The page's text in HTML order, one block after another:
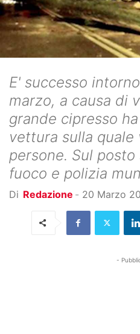
E' successo
marzo, a causa di
grande cipresso
vettura sulla quale
persone. Sul
fuoco e polizia
Di Redazione - 20 Marzo
-